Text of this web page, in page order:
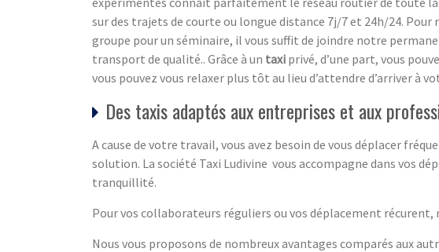
sur des trajets de courte ou longue distance 7j/7 et 24h/24.
groupe pour un séminaire, il vous suffit de joindre notre
transport de qualité.. Grâce à un taxi privé, d’une part, vous
vous pouvez vous relaxer plus tôt au lieu d’attendre d’arriver à
Des taxis adaptés aux entreprises et aux
A cause de votre travail, vous avez besoin de vous déplacer
solution. La société Taxi Ludivine vous accompagne dans vos
tranquillité.
Pour vos collaborateurs réguliers ou vos déplacement
Nous vous proposons de nombreux avantages comparés aux